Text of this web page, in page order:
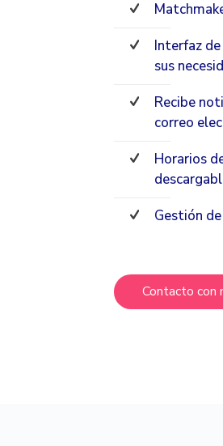
Interfaz
sus
Recibe
correo
Horarios
Gestión
Contacto con